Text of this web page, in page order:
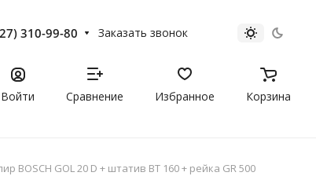
310-99-80 Заказать звонок
Войти Сравнение Избранное Корзина
BOSCH GOL 20 D + штатив BT 160 + рейка GR 500